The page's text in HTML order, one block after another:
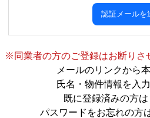
※同業者の方のご登録はお断り
メールのリンクから
氏名・物件情報を入
既に登録済みの方は
パスワードをお忘れの方